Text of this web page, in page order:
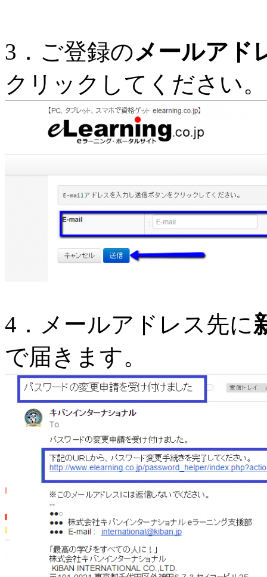
3．ご登録のメールアド
クリックしてください。
4．メールアドレス先に
で届きます。